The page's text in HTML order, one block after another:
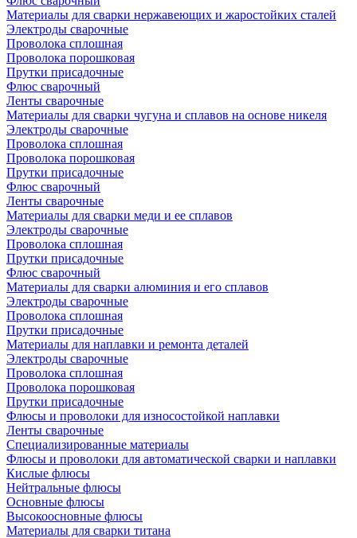
Материалы для сварки нержавеющих и жаростойких сталей
Электроды сварочные
Проволока сплошная
Проволока порошковая
Прутки присадочные
Флюс сварочный
Ленты сварочные
Материалы для сварки чугуна и сплавов на основе никеля
Электроды сварочные
Проволока сплошная
Проволока порошковая
Прутки присадочные
Флюс сварочный
Ленты сварочные
Материалы для сварки меди и ее сплавов
Электроды сварочные
Проволока сплошная
Прутки присадочные
Флюс сварочный
Материалы для сварки алюминия и его сплавов
Электроды сварочные
Проволока сплошная
Прутки присадочные
Материалы для наплавки и ремонта деталей
Электроды сварочные
Проволока сплошная
Проволока порошковая
Прутки присадочные
Флюсы и проволоки для износостойкой наплавки
Ленты сварочные
Специализированные материалы
Флюсы и проволоки для автоматической сварки и наплавки
Кислые флюсы
Нейтральные флюсы
Основные флюсы
Высокоосновные флюсы
Материалы для сварки титана